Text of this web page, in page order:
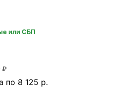
или СБП
₽
по 8 125 р.